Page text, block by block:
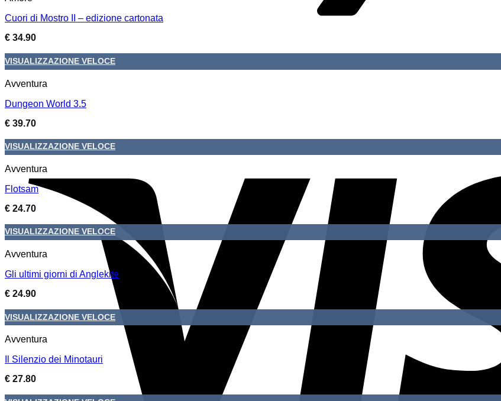
Cuori di Mostro II – edizione cartonata
€ 34.90
VISUALIZZAZIONE VELOCE
Avventura
Dungeon World 3.5
€ 39.70
VISUALIZZAZIONE VELOCE
Avventura
Flotsam
€ 24.70
VISUALIZZAZIONE VELOCE
Avventura
Gli ultimi giorni di Anglekite
€ 24.90
VISUALIZZAZIONE VELOCE
Avventura
Il Silenzio dei Minotauri
€ 27.80